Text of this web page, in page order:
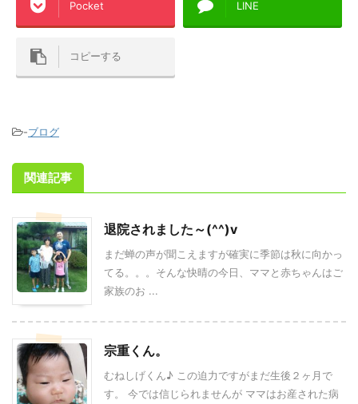
Pocket LINE
コピーする
-ブログ
関連記事
退院されました～(^^)v
まだ蝉の声が聞こえますが確実に季節は秋に向かっ
てる。。。そんな快晴の今日、ママと赤ちゃんはご
家族のお ...
宗重くん。
むねしげくん♪ この迫力ですがまだ生後２ヶ月で
す。 今では信じられませんが ママはお産された病